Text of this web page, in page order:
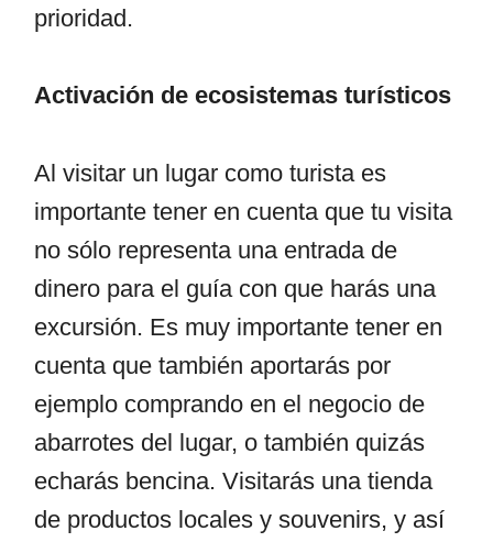
prioridad.
Activación de ecosistemas turísticos
Al visitar un lugar como turista es
importante tener en cuenta que tu visita
no sólo representa una entrada de
dinero para el guía con que harás una
excursión. Es muy importante tener en
cuenta que también aportarás por
ejemplo comprando en el negocio de
abarrotes del lugar, o también quizás
echarás bencina. Visitarás una tienda
de productos locales y souvenirs, y así